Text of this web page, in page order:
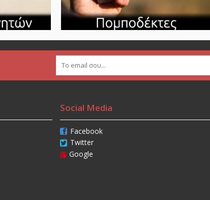
Social Media
Facebook
Twitter
Google